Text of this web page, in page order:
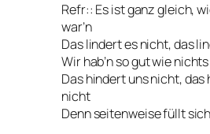
Refr:: Es ist ganz gleich,
war’n
Das lindert es nicht, das
Wir hab’n so gut wie
Das hindert uns nicht, das
nicht
Denn seitenweise füllt